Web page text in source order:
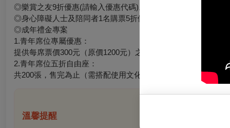
◎樂賞之友9折優惠(請輸入優惠代碼)。
◎身心障礙人士及陪同者1名購票5折優待，入場時應出示身心
◎成年禮金專案
1.青年席位專屬優惠：
提供每席票價300元（原價1200元）之限量青年
2.青年席位五折自由座：
共200張，售完為止（需搭配使用文化幣至少折抵100元以上使用
溫馨提醒